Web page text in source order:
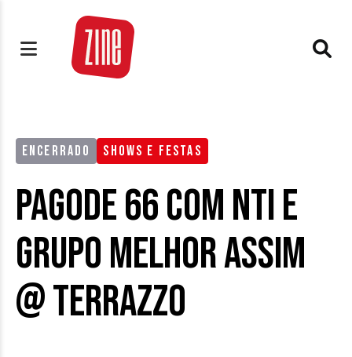
ENCERRADO SHOWS E FESTAS
Pagode 66 com NTI e
Grupo Melhor Assim
@ Terrazzo